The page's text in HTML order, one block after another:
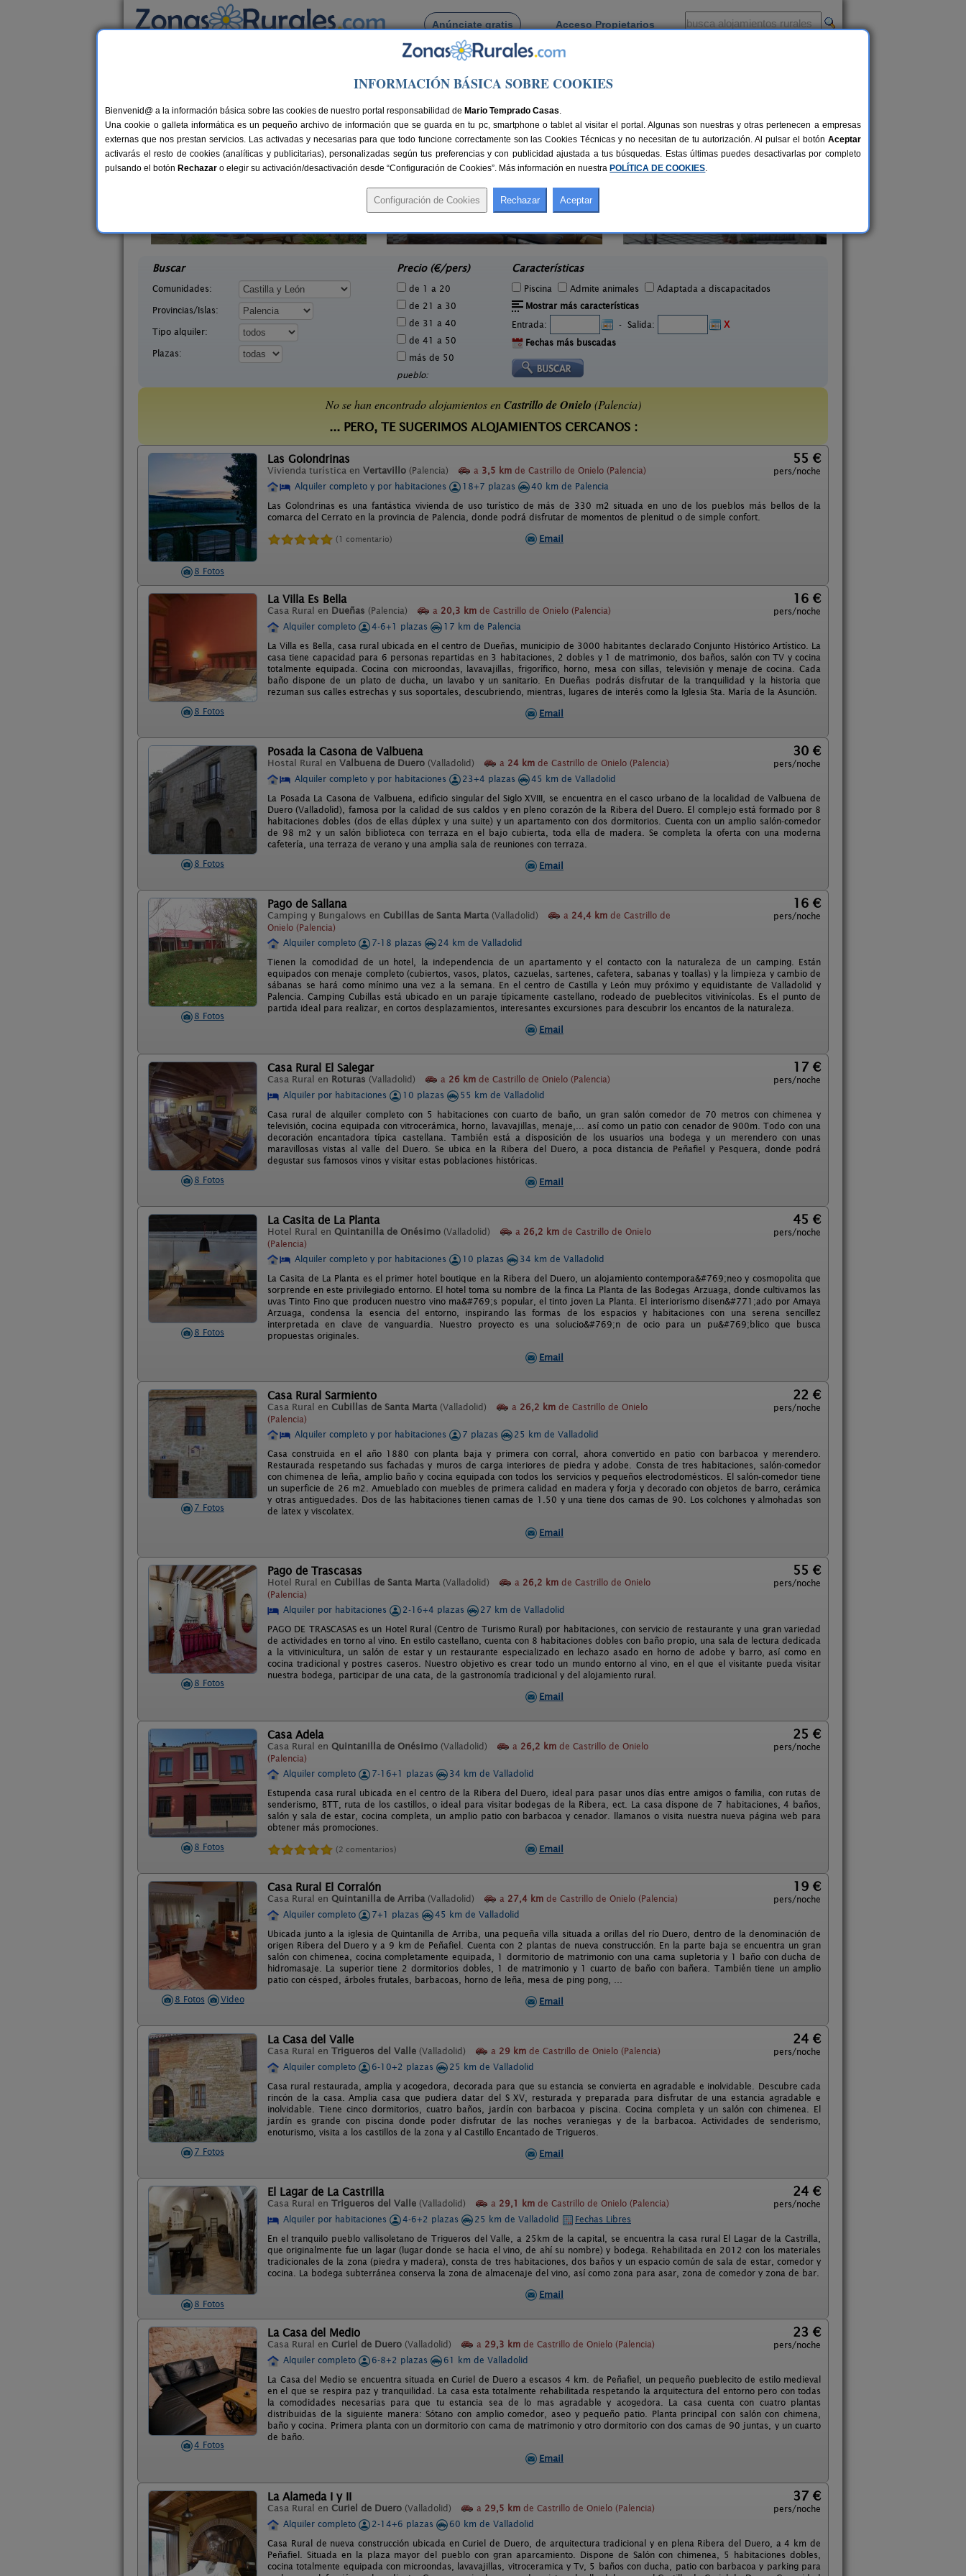
Anúnciate gratis Acceso Propietarios
Busca por pueblo
> Castrillo de Onielo
Casas Rurales cerca de Castrillo de Onielo
30 €
La Casona de Támara
Buscar
Comunidades:
Provincias/Islas:
Tipo alquiler:
Plazas:
Precio (€/pers)
de 1 a 20
de 21 a 30
de 31 a 40
de 41 a 50
más de 50
pueblo:
Características
Piscina Admite animales
Adaptada a discapacitados
Mostrar más características
Entrada:
- Salida:
X
Fechas más buscadas
No se han encontrado alojamientos enCastrillo de Onielo (Palencia)
... PERO, TE SUGERIMOS ALOJAMIENTOS CERCANOS :
8 Fotos
Las Golondrinas
Vivienda turística en Vertavillo (Palencia) a 3,5 km de Castrillo de Onielo (Palencia)
55 €
pers/noche
Alquiler completo y por habitaciones
18+7 plazas
40 km de Palencia
Las Golondrinas es una fantástica vivienda de uso turístico de más de 330 m2 situada en uno de los pueblos más bellos de la
comarca del Cerrato en la provincia de Palencia, donde podrá disfrutar de momentos de plenitud o de simple confort.
(1 comentario) Email
8 Fotos
La Villa Es Bella
Casa Rural en Dueñas (Palencia) a 20,3 km de Castrillo de Onielo (Palencia)
16 €
pers/noche
Alquiler completo
4-6+1 plazas
17 km de Palencia
La Villa es Bella, casa rural ubicada en el centro de Dueñas, municipio de 3000 habitantes declarado Conjunto Histórico Artístico. La
casa tiene capacidad para 6 personas repartidas en 3 habitaciones, 2 dobles y 1 de matrimonio, dos baños, salón con TV y cocina
totalmente equipada. Cocina con microondas, lavavajillas, frigorífico, horno, mesa con sillas, televisión y menaje de cocina. Cada
baño dispone de un plato de ducha, un lavabo y un sanitario. En Dueñas podrás disfrutar de la tranquilidad y la historia que
rezuman sus calles estrechas y sus soportales, descubriendo, mientras, lugares de interés como la Iglesia Sta. María de la Asunción.
Email
8 Fotos
Posada la Casona de Valbuena
Hostal Rural en Valbuena de Duero (Valladolid) a 24 km de Castrillo de Onielo (Palencia)
30 €
pers/noche
Alquiler completo y por habitaciones
23+4 plazas
45 km de Valladolid
La Posada La Casona de Valbuena, edificio singular del Siglo XVIII, se encuentra en el casco urbano de la localidad de Valbuena de
Duero (Valladolid), famosa por la calidad de sus caldos y en pleno corazón de la Ribera del Duero. El complejo está formado por 8
habitaciones dobles (dos de ellas dúplex y una suite) y un apartamento con dos dormitorios. Cuenta con un amplio salón-comedor
de 98 m2 y un salón biblioteca con terraza en el bajo cubierta, toda ella de madera. Se completa la oferta con una moderna
cafetería, una terraza de verano y una amplia sala de reuniones con terraza.
Email
8 Fotos
Pago de Sallana
Camping y Bungalows en Cubillas de Santa Marta (Valladolid) a 24,4 km de Castrillo de
Onielo (Palencia)
16 €
pers/noche
Alquiler completo 7-18 plazas
24 km de Valladolid
Tienen la comodidad de un hotel, la independencia de un apartamento y el contacto con la naturaleza de un camping. Están
equipados con menaje completo (cubiertos, vasos, platos, cazuelas, sartenes, cafetera, sabanas y toallas) y la limpieza y cambio de
sábanas se hará como mínimo una vez a la semana. En el centro de Castilla y León muy próximo y equidistante de Valladolid y
Palencia. Camping Cubillas está ubicado en un paraje típicamente castellano, rodeado de pueblecitos vitivinícolas. Es el punto de
partida ideal para realizar, en cortos desplazamientos, interesantes excursiones para descubrir los encantos de la naturaleza.
Email
8 Fotos
Casa Rural El Salegar
Casa Rural en Roturas (Valladolid) a 26 km de Castrillo de Onielo (Palencia)
17 €
pers/noche
Alquiler por habitaciones
10 plazas
55 km de Valladolid
Casa rural de alquiler completo con 5 habitaciones con cuarto de baño, un gran salón comedor de 70 metros con chimenea y
televisión, cocina equipada con vitrocerámica, horno, lavavajillas, menaje,... así como un patio con cenador de 900m. Todo con una
decoración encantadora típica castellana. También está a disposición de los usuarios una bodega y un merendero con unas
maravillosas vistas al valle del Duero. Se ubica en la Ribera del Duero, a poca distancia de Peñafiel y Pesquera, donde podrá
degustar sus famosos vinos y visitar estas poblaciones históricas.
Email
8 Fotos
La Casita de La Planta
Hotel Rural en Quintanilla de Onésimo (Valladolid) a 26,2 km de Castrillo de Onielo
(Palencia)
45 €
pers/noche
Alquiler completo y por habitaciones 10 plazas
34 km de Valladolid
La Casita de La Planta es el primer hotel boutique en la Ribera del Duero, un alojamiento contempora&#769;neo y cosmopolita que
sorprende en este privilegiado entorno. El hotel toma su nombre de la finca La Planta de las Bodegas Arzuaga, donde cultivamos las
uvas Tinto Fino que producen nuestro vino ma&#769;s popular, el tinto joven La Planta. El interiorismo disen&#771;ado por Amaya
Arzuaga, condensa la esencia del entorno, inspirando las formas de los espacios y habitaciones con una serena sencillez
interpretada en clave de vanguardia. Nuestro proyecto es una solucio&#769;n de ocio para un pu&#769;blico que busca
propuestas originales.
Email
7 Fotos
Casa Rural Sarmiento
Casa Rural en Cubillas de Santa Marta (Valladolid) a 26,2 km de Castrillo de Onielo
(Palencia)
22 €
pers/noche
Alquiler completo y por habitaciones 7 plazas
25 km de Valladolid
Casa construida en el año 1880 con planta baja y primera con corral, ahora convertido en patio con barbacoa y merendero.
Restaurada respetando sus fachadas y muros de carga interiores de piedra y adobe. Consta de tres habitaciones, salón-comedor
con chimenea de leña, amplio baño y cocina equipada con todos los servicios y pequeños electrodomésticos. El salón-comedor tiene
un superficie de 26 m2. Amueblado con muebles de primera calidad en madera y forja y decorado con objetos de barro, cerámica
y otras antiguedades. Dos de las habitaciones tienen camas de 1.50 y una tiene dos camas de 90. Los colchones y almohadas son
de latex y viscolatex.
Email
8 Fotos
Pago de Trascasas
Hotel Rural en Cubillas de Santa Marta (Valladolid) a 26,2 km de Castrillo de Onielo
(Palencia)
55 €
pers/noche
Alquiler por habitaciones 2-16+4 plazas
27 km de Valladolid
PAGO DE TRASCASAS es un Hotel Rural (Centro de Turismo Rural) por habitaciones, con servicio de restaurante y una gran variedad
de actividades en torno al vino. En estilo castellano, cuenta con 8 habitaciones dobles con baño propio, una sala de lectura dedicada
a la vitivinicultura, un salón de estar y un restaurante especializado en lechazo asado en horno de adobe y barro, así como en
cocina tradicional y postres caseros. Nuestro objetivo es crear todo un mundo entorno al vino, en el que el visitante pueda visitar
nuestra bodega, participar de una cata, de la gastronomía tradicional y del alojamiento rural.
Email
8 Fotos
Casa Adela
Casa Rural en Quintanilla de Onésimo (Valladolid) a 26,2 km de Castrillo de Onielo
(Palencia)
25 €
pers/noche
Alquiler completo 7-16+1 plazas
34 km de Valladolid
Estupenda casa rural ubicada en el centro de la Ribera del Duero, ideal para pasar unos días entre amigos o familia, con rutas de
senderismo, BTT, ruta de los castillos, o ideal para visitar bodegas de la Ribera, ect. La casa dispone de 7 habitaciones, 4 baños,
salón y sala de estar, cocina completa, un amplio patio con barbacoa y cenador. llamanos o visita nuestra nueva página web para
obtener más promociones.
(2 comentarios) Email
8 Fotos Video
Casa Rural El Corralón
Casa Rural en Quintanilla de Arriba (Valladolid) a 27,4 km de Castrillo de Onielo (Palencia)
19 €
pers/noche
Alquiler completo
7+1 plazas
45 km de Valladolid
Ubicada junto a la iglesia de Quintanilla de Arriba, una pequeña villa situada a orillas del río Duero, dentro de la denominación de
origen Ribera del Duero y a 9 km de Peñafiel. Cuenta con 2 plantas de nueva construcción. En la parte baja se encuentra un gran
salón con chimenea, cocina completamente equipada, 1 dormitorio de matrimonio con una cama supletoria y 1 baño con ducha de
hidromasaje. La superior tiene 2 dormitorios dobles, 1 de matrimonio y 1 cuarto de baño con bañera. También tiene un amplio
patio con césped, árboles frutales, barbacoas, horno de leña, mesa de ping pong, …
Email
7 Fotos
La Casa del Valle
Casa Rural en Trigueros del Valle (Valladolid) a 29 km de Castrillo de Onielo (Palencia)
24 €
pers/noche
Alquiler completo
6-10+2 plazas
25 km de Valladolid
Casa rural restaurada, amplia y acogedora, decorada para que su estancia se convierta en agradable e inolvidable. Descubre cada
rincón de la casa. Amplia casa que pudiera datar del S XV, resturada y preparada para disfrutar de una estancia agradable e
inolvidable. Tiene cinco dormitorios, cuatro baños, jardín con barbacoa y piscina. Cocina completa y un salón con chimenea. El
jardín es grande con piscina donde poder disfrutar de las noches veraniegas y de la barbacoa. Actividades de senderismo,
enoturismo, visita a los castillos de la zona y al Castillo Encantado de Trigueros.
Email
8 Fotos
El Lagar de La Castrilla
Casa Rural en Trigueros del Valle (Valladolid) a 29,1 km de Castrillo de Onielo (Palencia)
24 €
pers/noche
Alquiler por habitaciones
4-6+2 plazas 25 km de Valladolid
Fechas Libres
En el tranquilo pueblo vallisoletano de Trigueros del Valle, a 25km de la capital, se encuentra la casa rural El Lagar de la Castrilla,
que originalmente fue un lagar (lugar donde se hacia el vino, de ahí su nombre) y bodega. Rehabilitada en 2012 con los materiales
tradicionales de la zona (piedra y madera), consta de tres habitaciones, dos baños y un espacio común de sala de estar, comedor y
cocina. La bodega subterránea conserva la zona de almacenaje del vino, así como zona para asar, zona de comedor y zona de bar.
Email
4 Fotos
La Casa del Medio
Casa Rural en Curiel de Duero (Valladolid) a 29,3 km de Castrillo de Onielo (Palencia)
23 €
pers/noche
Alquiler completo
6-8+2 plazas
61 km de Valladolid
La Casa del Medio se encuentra situada en Curiel de Duero a escasos 4 km. de Peñafiel, un pequeño pueblecito de estilo medieval
en el que se respira paz y tranquilidad. La casa esta totalmente rehabilitada respetando la arquitectura del entorno pero con todas
la comodidades necesarias para que tu estancia sea de lo mas agradable y acogedora. La casa cuenta con cuatro plantas
distribuidas de la siguiente manera: Sótano con amplio comedor, aseo y pequeño patio. Planta principal con salón con chimena,
baño y cocina. Primera planta con un dormitorio con cama de matrimonio y otro dormitorio con dos camas de 90 juntas, y un cuarto
de baño.
Email
La Alameda I y II
Casa Rural en Curiel de Duero (Valladolid) a 29,5 km de Castrillo de Onielo (Palencia)
37 €
pers/noche
Alquiler completo
2-14+6 plazas
60 km de Valladolid
Casa Rural de nueva construcción ubicada en Curiel de Duero, de arquitectura tradicional y en plena Ribera del Duero, a 4 km de
Peñafiel. Situada en la plaza mayor del pueblo con gran aparcamiento. Dispone de Salón con chimenea, 5 habitaciones dobles,
cocina totalmente equipada con microondas, lavavajillas, vitroceramica y Tv, 5 baños con ducha, patio con barbacoa y parking para
INFORMACIÓN BÁSICA SOBRE COOKIES
Bienvenid@ a la información básica sobre las cookies de nuestro portal responsabilidad de Mario Temprado Casas.
Una cookie o galleta informática es un pequeño archivo de información que se guarda en tu pc, smartphone o tablet al visitar el portal. Algunas son nuestras y otras pertenecen a empresas
externas que nos prestan servicios. Las activadas y necesarias para que todo funcione correctamente son las Cookies Técnicas y no necesitan de tu autorización. Al pulsar el botón Aceptar
activarás el resto de cookies (analíticas y publicitarias), personalizadas según tus preferencias y con publicidad ajustada a tus búsquedas. Estas últimas puedes desactivarlas por completo
pulsando el botón Rechazar o elegir su activación/desactivación desde “Configuración de Cookies”. Más información en nuestra POLÍTICA DE COOKIES.